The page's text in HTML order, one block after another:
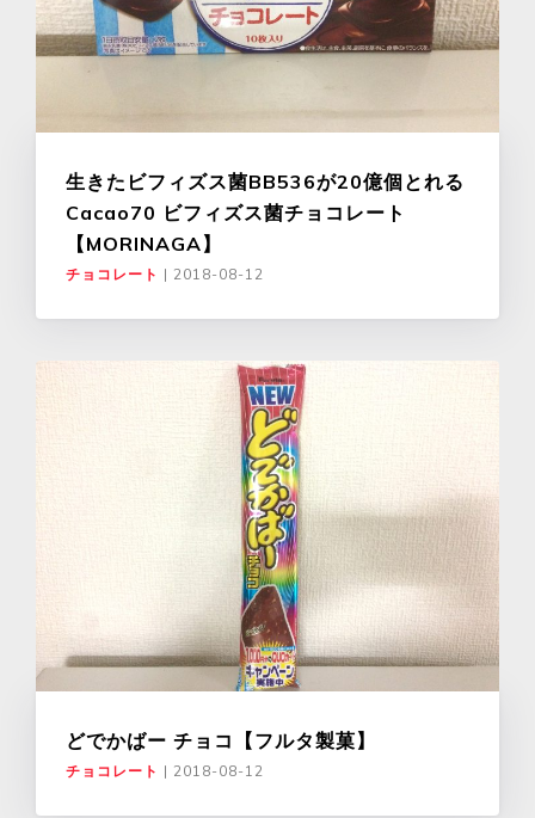
生きたビフィズス菌BB536が20億個とれる
Cacao70 ビフィズス菌チョコレート
【MORINAGA】
チョコレート | 2018-08-12
どでかばー チョコ【フルタ製菓】
チョコレート | 2018-08-12